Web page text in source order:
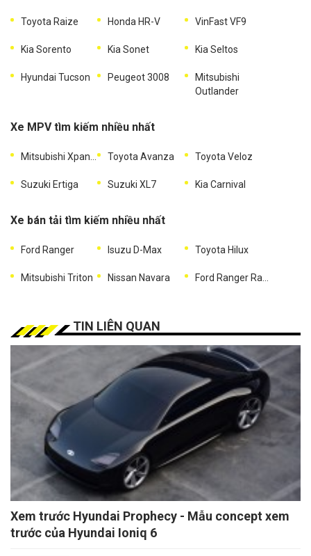
Toyota Raize Honda HR-V VinFast VF9
Kia Sorento Kia Sonet Kia Seltos
Hyundai Tucson Peugeot 3008
Mitsubishi
Outlander
Xe MPV tìm kiếm nhiều nhất
Toyota Avanza Toyota Veloz
Suzuki Ertiga Suzuki XL7 Kia Carnival
Xe bán tải tìm kiếm nhiều nhất
Ford Ranger Isuzu D-Max Toyota Hilux
Mitsubishi Triton Nissan Navara
TIN LIÊN QUAN
Xem trước Hyundai Prophecy - Mẫu concept xem
trước của Hyundai Ioniq 6